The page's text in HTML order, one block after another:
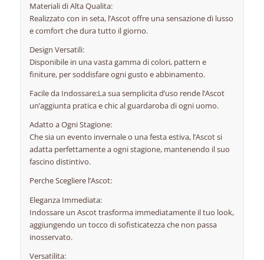
Materiali di Alta Qualita:
Realizzato con in seta, l’Ascot offre una sensazione di lusso
e comfort che dura tutto il giorno.
Design Versatili:
Disponibile in una vasta gamma di colori, pattern e
finiture, per soddisfare ogni gusto e abbinamento.
Facile da Indossare:La sua semplicita d’uso rende l’Ascot
un’aggiunta pratica e chic al guardaroba di ogni uomo.
Adatto a Ogni Stagione:
Che sia un evento invernale o una festa estiva, l’Ascot si
adatta perfettamente a ogni stagione, mantenendo il suo
fascino distintivo.
Perche Scegliere l’Ascot:
Eleganza Immediata:
Indossare un Ascot trasforma immediatamente il tuo look,
aggiungendo un tocco di sofisticatezza che non passa
inosservato.
Versatilita: